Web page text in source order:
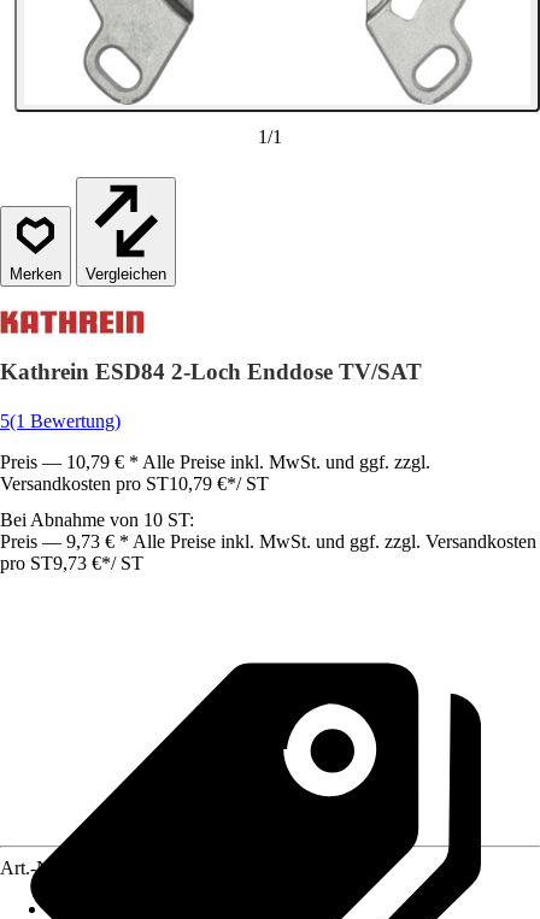
1/1
Vergleichen
Kathrein ESD84 2-Loch Enddose TV/SAT
5(1 Bewertung)
Preis — 10,79 € * Alle Preise inkl. MwSt. und ggf. zzgl.
Versandkosten pro ST10,79 €*/ ST
Bei Abnahme von 10 ST:
Preis — 9,73 € * Alle Preise inkl. MwSt. und ggf. zzgl. Versandkosten
pro ST9,73 €*/ ST
Art.-Nr.